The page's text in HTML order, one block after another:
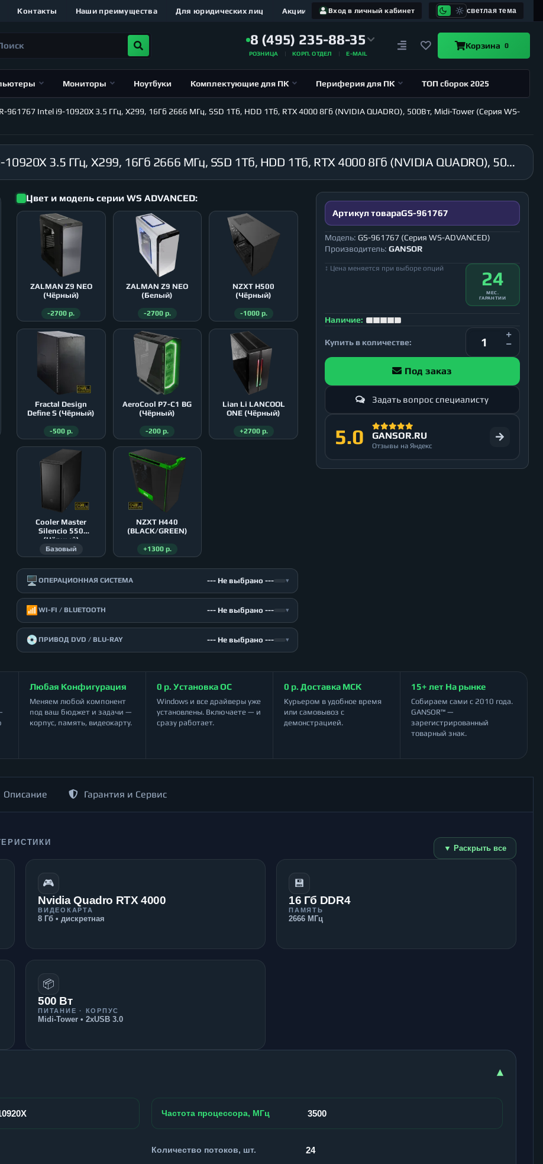
Вход в личный кабинет светлая тема
Контакты Наши преимущества Для юридических лиц Акции
8 (495) 235-88-35
РОЗНИЦА КОРП. ОТДЕЛ E-MAIL
Корзина 0
Мониторы Ноутбуки Комплектующие для ПК Периферия для ПК ТОП сборок 2025
961767 Intel i9-10920X 3.5 ГГц, X299, 16Гб 2666 МГц, SSD 1Тб, HDD 1Тб, RTX 4000 8Гб (NVIDIA QUADRO), 500Вт, Midi-Tower (Серия WS-
Рабочая станция GANSOR-961767 Intel i9-10920X 3.5 ГГц, X299, 16Гб 2666 МГц, SSD 1Тб, HDD 1Тб, RTX 4000 8Гб (NVIDIA QUADRO), 500Вт, Midi-Tower (Серия WS-ADVANCED)
Цвет и модель серии WS ADVANCED:
ZALMAN Z9 NEO
(Чёрный)
-2700 р.
ZALMAN Z9 NEO
(Белый)
-2700 р.
NZXT H500
(Чёрный)
-1000 р.
Fractal Design
Define S (Чёрный)
-500 р.
AeroСool P7-C1 BG
(Чёрный)
-200 р.
Lian Li LANCOOL
ONE (Чёрный)
+2700 р.
Cooler Master
Silencio 550
(Чёрный)
Базовый
NZXT H440
(BLACK/GREEN)
+1300 р.
🖥️ ОПЕРАЦИОННАЯ СИСТЕМА --- Не выбрано --- ▾
📶 WI-FI / BLUETOOTH --- Не выбрано --- ▾
💿 ПРИВОД DVD / BLU-RAY --- Не выбрано --- ▾
Артикул товараGS-961767
Модель: GS-961767 (Серия WS-ADVANCED)
Производитель: GANSOR
↕ Цена меняется при выборе опций 24
МЕС.
ГАРАНТИИ
Наличие:
Купить в количестве:
Под заказ
Задать вопрос специалисту
5.0 GANSOR.RU
Отзывы на Яндекс
Любая Конфигурация
Меняем любой компонент
под ваш бюджет и задачи —
корпус, память, видеокарту.
0 р. Установка ОС
Windows и все драйверы уже
установлены. Включаете — и
сразу работает.
0 р. Доставка МСК
Курьером в удобное время
или самовывоз с
демонстрацией.
15+ лет На рынке
Собираем сами с 2010 года.
GANSOR™ —
зарегистрированный
товарный знак.
Описание Гарантия и Сервис
▼ Раскрыть все
🎮
Nvidia Quadro RTX 4000
ВИДЕОКАРТА
8 Гб • дискретная
💾
16 Гб DDR4
ПАМЯТЬ
2666 МГц
📦
500 Вт
ПИТАНИЕ · КОРПУС
Midi-Tower • 2xUSB 3.0
▾
Частота процессора, МГц 3500
Количество потоков, шт. 24